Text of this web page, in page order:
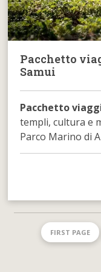
Pacchetto
Samui
Pacchetto
templi, cultura e
Parco Marino di
FIRST PAGE